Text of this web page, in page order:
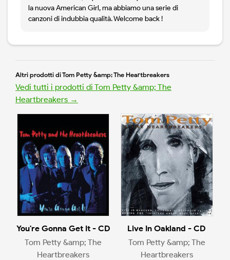
la nuova American Girl, ma abbiamo una serie di
canzoni di indubbia qualità. Welcome back !
Altri prodotti di Tom Petty &amp; The Heartbreakers
Vedi tutti i prodotti di Tom Petty &amp; The
Heartbreakers →
You're Gonna Get It - CD
Tom Petty &amp; The
Heartbreakers
Live In Oakland - CD
Tom Petty &amp; The
Heartbreakers